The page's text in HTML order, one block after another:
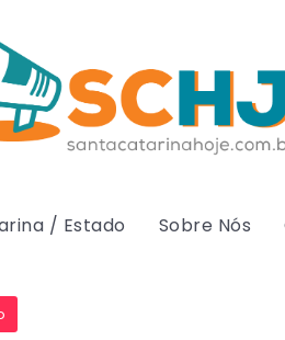
/ Estado Sobre Nós